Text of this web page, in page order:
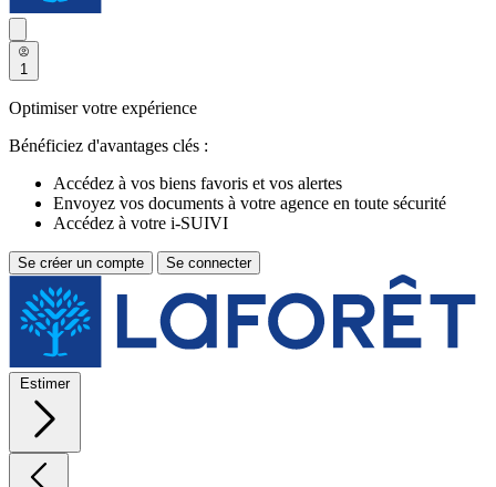
1
Optimiser votre expérience
Bénéficiez d'avantages clés :
Accédez à vos biens favoris et vos alertes
Envoyez vos documents à votre agence en toute sécurité
Accédez à votre i-SUIVI
Se créer un compte Se connecter
Estimer